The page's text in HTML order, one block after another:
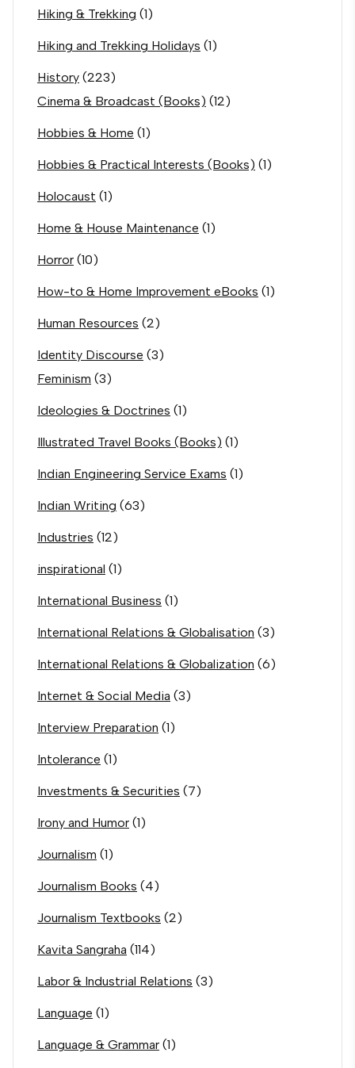
Hiking & Trekking (1)
Hiking and Trekking Holidays (1)
History (223)
Cinema & Broadcast (Books) (12)
Hobbies & Home (1)
Hobbies & Practical Interests (Books) (1)
Holocaust (1)
Home & House Maintenance (1)
Horror (10)
How-to & Home Improvement eBooks (1)
Human Resources (2)
Identity Discourse (3)
Feminism (3)
Ideologies & Doctrines (1)
Illustrated Travel Books (Books) (1)
Indian Engineering Service Exams (1)
Indian Writing (63)
Industries (12)
inspirational (1)
International Business (1)
International Relations & Globalisation (3)
International Relations & Globalization (6)
Internet & Social Media (3)
Interview Preparation (1)
Intolerance (1)
Investments & Securities (7)
Irony and Humor (1)
Journalism (1)
Journalism Books (4)
Journalism Textbooks (2)
Kavita Sangraha (114)
Labor & Industrial Relations (3)
Language (1)
Language & Grammar (1)